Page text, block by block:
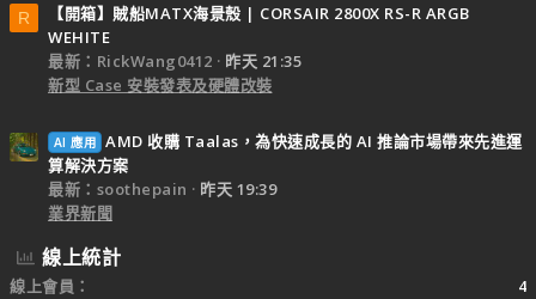
R
【開箱】賊船MATX海景殼 | CORSAIR 2800X RS-R ARGB
WEHITE
最新：RickWang0412
昨天 21:35
新型 Case 安裝發表及硬體改裝
AI 應用 AMD 收購 Taalas，為快速成長的 AI 推論市場帶來先進運
算解決方案
最新：soothepain
昨天 19:39
業界新聞
線上統計
線上會員
4